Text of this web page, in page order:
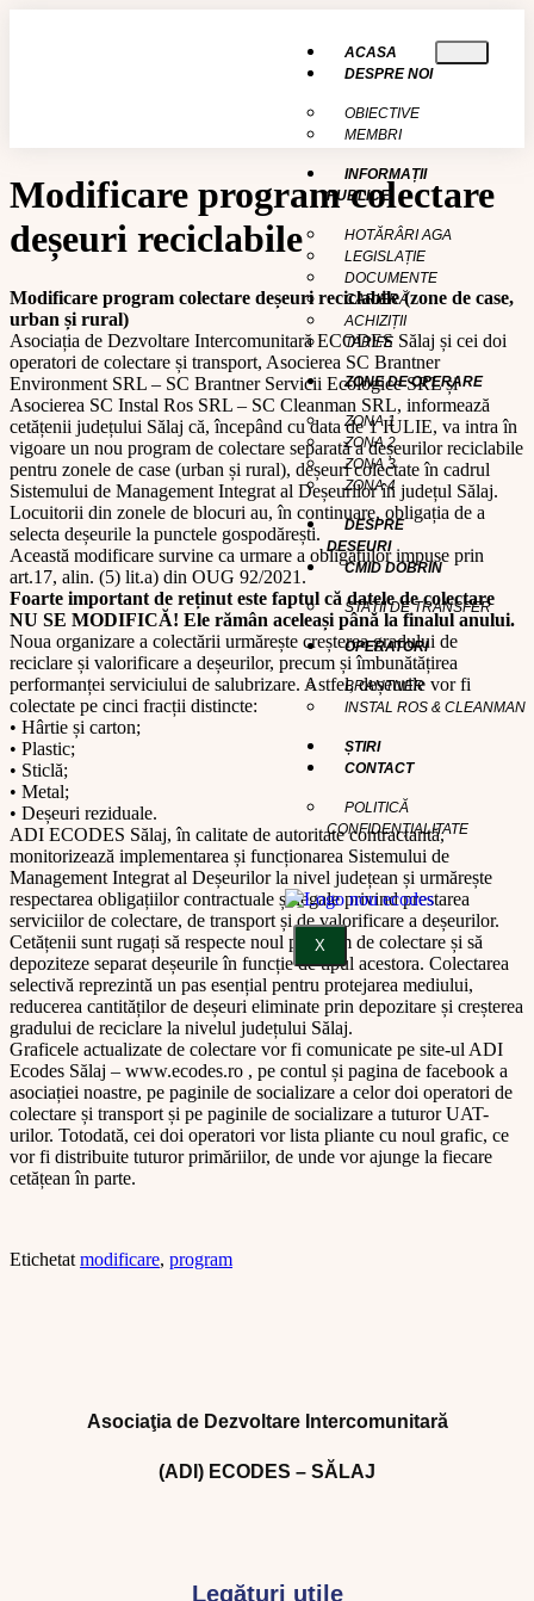
ACASA
DESPRE NOI
OBIECTIVE
MEMBRI
INFORMAȚII
PUBLICE
HOTĂRÂRI AGA
LEGISLAȚIE
DOCUMENTE
CARIERĂ
ACHIZIȚII
TARIFE
ZONE DE OPERARE
ZONA 1
ZONA 2
ZONA 3
ZONA 4
DESPRE
DEȘEURI
CMID DOBRIN
STAȚII DE TRANSFER
OPERATORI
BRANTNER
INSTAL ROS & CLEANMAN
ȘTIRI
CONTACT
POLITICĂ
CONFIDENȚIALITATE
X
Modificare program colectare
deșeuri reciclabile
Modificare program colectare deșeuri reciclabile (zone de case,
urban și rural)
Asociația de Dezvoltare Intercomunitară ECODES Sălaj și cei doi
operatori de colectare și transport, Asocierea SC Brantner
Environment SRL – SC Brantner Servicii Ecologice SRL și
Asocierea SC Instal Ros SRL – SC Cleanman SRL, informează
cetățenii județului Sălaj că, începând cu data de 1 IULIE, va intra în
vigoare un nou program de colectare separată a deșeurilor reciclabile
pentru zonele de case (urban și rural), deșeuri colectate în cadrul
Sistemului de Management Integrat al Deșeurilor în județul Sălaj.
Locuitorii din zonele de blocuri au, în continuare, obligația de a
selecta deșeurile la punctele gospodărești.
Această modificare survine ca urmare a obligațiilor impuse prin
art.17, alin. (5) lit.a) din OUG 92/2021.
Foarte important de reținut este faptul că datele de colectare
NU SE MODIFICĂ! Ele rămân aceleași până la finalul anului.
Noua organizare a colectării urmărește creșterea gradului de
reciclare și valorificare a deșeurilor, precum și îmbunătățirea
performanței serviciului de salubrizare. Astfel, deșeurile vor fi
colectate pe cinci fracții distincte:
• Hârtie și carton;
• Plastic;
• Sticlă;
• Metal;
• Deșeuri reziduale.
ADI ECODES Sălaj, în calitate de autoritate contractantă,
monitorizează implementarea și funcționarea Sistemului de
Management Integrat al Deșeurilor la nivel județean și urmărește
respectarea obligațiilor contractuale și legale privind prestarea
serviciilor de colectare, de transport și de valorificare a deșeurilor.
Cetățenii sunt rugați să respecte noul program de colectare și să
depoziteze separat deșeurile în funcție de tipul acestora. Colectarea
selectivă reprezintă un pas esențial pentru protejarea mediului,
reducerea cantităților de deșeuri eliminate prin depozitare și creșterea
gradului de reciclare la nivelul județului Sălaj.
Graficele actualizate de colectare vor fi comunicate pe site-ul ADI
Ecodes Sălaj – www.ecodes.ro , pe contul și pagina de facebook a
asociației noastre, pe paginile de socializare a celor doi operatori de
colectare și transport și pe paginile de socializare a tuturor UAT-
urilor. Totodată, cei doi operatori vor lista pliante cu noul grafic, ce
vor fi distribuite tuturor primăriilor, de unde vor ajunge la fiecare
cetățean în parte.
Etichetat modificare, program
Asociaţia de Dezvoltare Intercomunitară
(ADI) ECODES – SĂLAJ
Legături utile